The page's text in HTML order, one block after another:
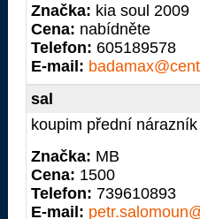
Značka: kia soul 2009
Cena: nabídněte
Telefon: 605189578
E-mail:
sal
koupim přední
Značka: MB
Cena: 1500
Telefon: 739610893
E-mail: